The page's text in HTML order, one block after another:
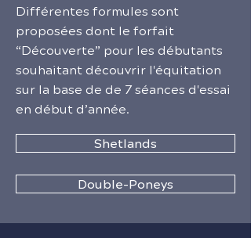
Différentes formules sont
proposées dont le forfait
“Découverte” pour les débutants
souhaitant découvrir l'équitation
sur la base de de 7 séances d'essai
en début d’année.
Shetlands
Double-Poneys